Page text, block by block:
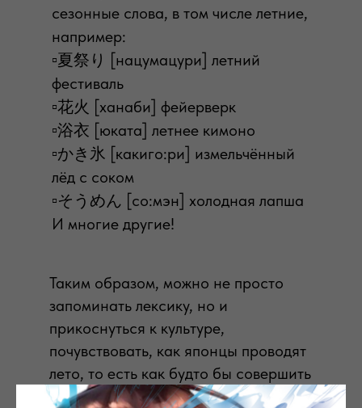
сезонные слова, в том числе летние,
например:
▫️夏祭り [нацумацури] летний
фестиваль
▫️花火 [ханаби] фейерверк
▫️浴衣 [юката] летнее кимоно
▫️かき氷 [какиго:ри] измельчённый
лёд с соком
▫️そうめん [со:мэн] холодная лапша
И многие другие!
Таким образом, можно не просто
запоминать лексику, но и
прикоснуться к культуре,
почувствовать, как японцы проводят
лето, то есть как будто бы совершить
небольшое путешествие в Японию